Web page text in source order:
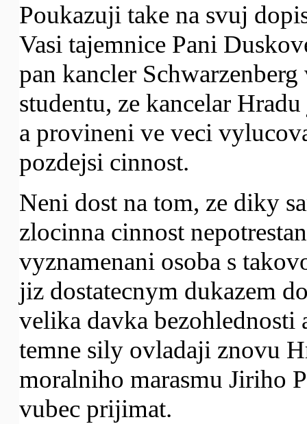
Poukazuji take na svuj
Vasi tajemnice Pani
pan kancler
studentu, ze kancelar
a provineni ve veci
pozdejsi cinnost.
Neni dost na tom, ze diky
zlocinna cinnost
vyznamenani osoba s
jiz dostatecnym dukazem
velika davka bezohlednosti
temne sily ovladaji znovu
moralniho marasmu Jiriho
vubec prijimat.